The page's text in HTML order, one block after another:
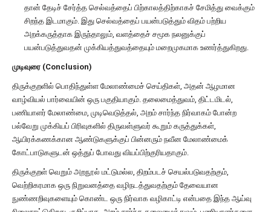
தான் தேடிச் சேர்த்த செல்வத்தைப் பிற்காலத்திற்காகச் சேமித்து வைக்கும்
சிறந்த இடமாகும். இது செல்வத்தைப் பயன்படுத்தும் விதம் பற்றிய
அறக்கருத்தாக இருந்தாலும், வளத்தைச் சமூக நலனுக்குப்
பயன்படுத்துவதன் முக்கியத்துவத்தையும் மறைமுகமாக உணர்த்துகிறது.
முடிவுரை (Conclusion)
திருக்குறளில் பொதிந்துள்ள மேலாண்மைச் செய்திகள், அதன் ஆழமான
வாழ்வியல் பார்வையின் ஒரு பகுதியாகும். தலைமைத்துவம், திட்டமிடல்,
பணியாளர் மேலாண்மை, முடிவெடுத்தல், அறம் சார்ந்த நிர்வாகம் போன்ற
பல்வேறு முக்கியப் பிரிவுகளில் திருவள்ளுவர் கூறும் கருத்துக்கள்,
ஆயிரக்கணக்கான ஆண்டுகளுக்குப் பின்னரும் நவீன மேலாண்மைக்
கோட்பாடுகளுடன் ஒத்துப் போவது வியப்பிற்குரியதாகும்.
திருக்குறள் வெறும் அறநூல் மட்டுமல்ல, திறம்படச் செயல்படுவதற்கும்,
வெற்றிகரமாக ஒரு நிறுவனத்தை வழிநடத்துவதற்கும் தேவையான
நுண்ணறிவுகளையும் கொண்ட ஒரு நிர்வாக வழிகாட்டி என்பதை இந்த ஆய்வு